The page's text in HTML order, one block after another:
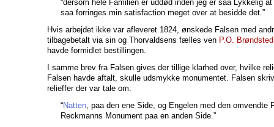
“dersom hele Familien er uddød inden jeg er saa Lykkelig
saa forringes min satisfaction meget over at besidde det.”
Hvis arbejdet ikke var afleveret 1824, ønskede Falsen med
tilbagebetalt via sin og Thorvaldsens fælles ven P.O. Brøndsted
havde formidlet bestillingen.
I samme brev fra Falsen gives der tillige klarhed over, hvilke
Falsen havde aftalt, skulle udsmykke monumentet. Falsen
relieffer der var tale om:
“Natten , paa den ene Side, og Engelen med den omvendte
Reckmanns Monument paa en anden Side.”